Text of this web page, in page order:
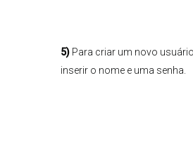
5) Para criar um novo
inserir o nome e uma senha.